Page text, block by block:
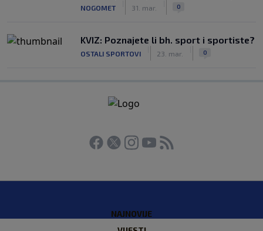
NOGOMET 31. mar. 0
KVIZ: Poznajete li bh. sport i sportiste?
OSTALI SPORTOVI 23. mar. 0
NAJNOVIJE